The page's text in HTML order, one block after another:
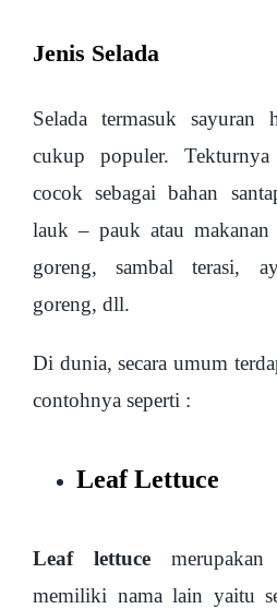
Jenis Selada
Selada termasuk sayuran
cukup populer.
cocok sebagai bahan
lauk – pauk atau
goreng, sambal terasi,
goreng, dll.
Di dunia, secara umum
contohnya seperti :
Leaf Lettuce
Leaf lettuce
memiliki nama lain yaitu